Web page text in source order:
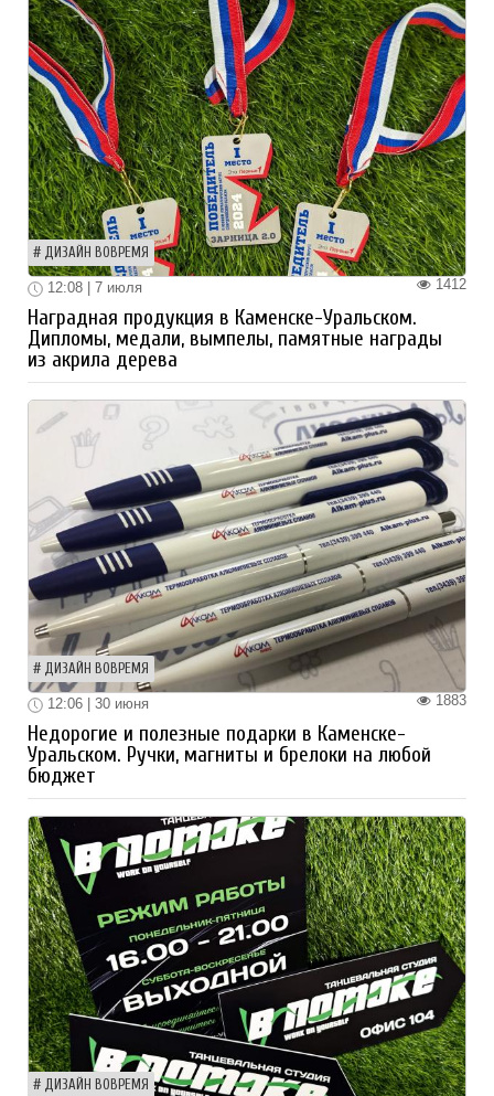
ДИЗАЙН ВОВРЕМЯ
1412
12:08 | 7 июля
Наградная продукция в Каменске-Уральском.
Дипломы, медали, вымпелы, памятные награды
из акрила дерева
ДИЗАЙН ВОВРЕМЯ
1883
12:06 | 30 июня
Недорогие и полезные подарки в Каменске-
Уральском. Ручки, магниты и брелоки на любой
бюджет
ДИЗАЙН ВОВРЕМЯ